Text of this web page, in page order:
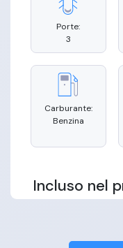
Porte:
3
Carburante:
Benzina
Incluso nel